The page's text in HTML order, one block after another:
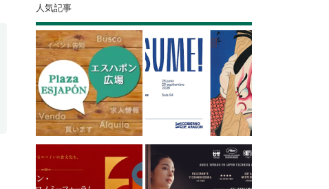
人気記事